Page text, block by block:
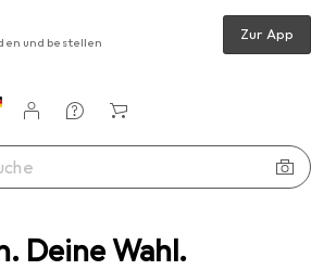
Deine Wahl.
und bestellen Zur App
2N IP Security Relais